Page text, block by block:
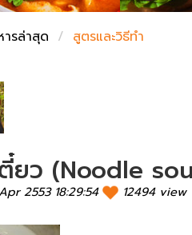
รล่าสุด สูตรและวิธีทำ
ยว (Noodle
2553 18:29:54 12494 view